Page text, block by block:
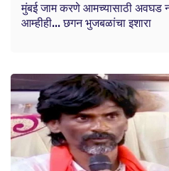
मुंबई जाम करणे आमच्यासाठी अवघड
आम्हीही... छगन भुजबळांचा इशारा